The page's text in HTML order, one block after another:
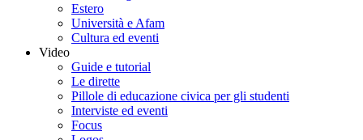
Estero
Università e Afam
Cultura ed eventi
Video
Guide e tutorial
Le dirette
Pillole di educazione civica per gli studenti
Interviste ed eventi
Focus